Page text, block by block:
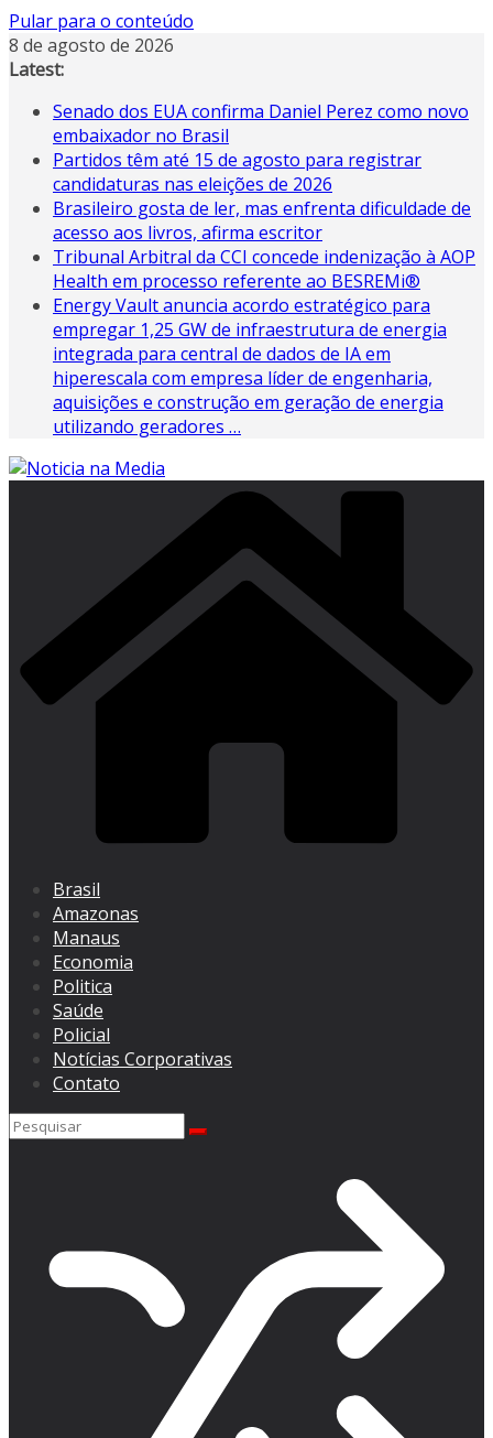
Pular para o conteúdo
8 de agosto de 2026
Latest:
Senado dos EUA confirma Daniel Perez como novo
embaixador no Brasil
Partidos têm até 15 de agosto para registrar
candidaturas nas eleições de 2026
Brasileiro gosta de ler, mas enfrenta dificuldade de
acesso aos livros, afirma escritor
Tribunal Arbitral da CCI concede indenização à AOP
Health em processo referente ao BESREMi®
Energy Vault anuncia acordo estratégico para
empregar 1,25 GW de infraestrutura de energia
integrada para central de dados de IA em
hiperescala com empresa líder de engenharia,
aquisições e construção em geração de energia
utilizando geradores …
Brasil
Amazonas
Manaus
Economia
Politica
Saúde
Policial
Notícias Corporativas
Contato